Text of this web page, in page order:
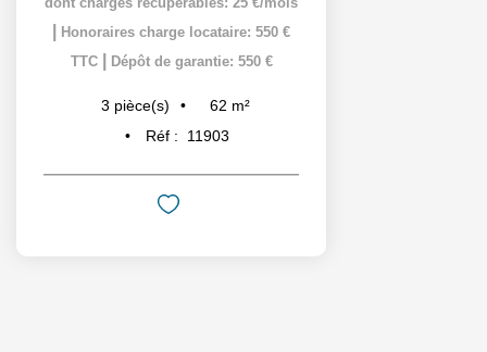
Honoraires charge locataire: 550 €
TTC
Dépôt de garantie: 550 €
3 pièce(s) 62 m²
Réf :
11903